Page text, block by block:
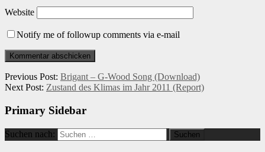
Website
Notify me of followup comments via e-mail
Previous Post: Brigant – G-Wood Song (Download)
Next Post: Zustand des Klimas im Jahr 2011 (Report)
Primary Sidebar
Suchen nach: